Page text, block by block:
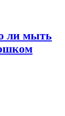
ли мыть